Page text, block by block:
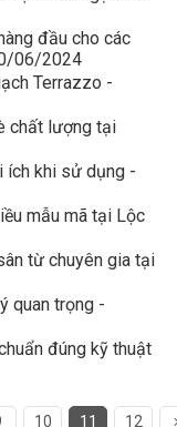
đầu cho các
06/2024
Terrazzo -
chất lượng tại
ích khi sử dụng -
mẫu mã tại Lộc
từ chuyên gia tại
quan trọng -
đúng kỹ thuật
10 11 12